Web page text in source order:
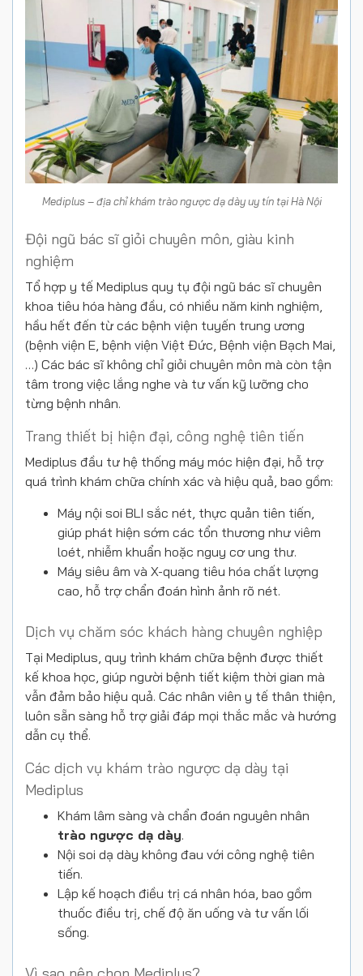
Mediplus – địa chỉ khám trào ngược dạ dày uy tín tại Hà Nội
Đội ngũ bác sĩ giỏi chuyên môn, giàu kinh
nghiệm
Tổ hợp y tế Mediplus quy tụ đội ngũ bác sĩ chuyên
khoa tiêu hóa hàng đầu, có nhiều năm kinh nghiệm,
hầu hết đến từ các bệnh viện tuyến trung ương
(bệnh viện E, bệnh viện Việt Đức, Bệnh viện Bạch Mai,
…) Các bác sĩ không chỉ giỏi chuyên môn mà còn tận
tâm trong việc lắng nghe và tư vấn kỹ lưỡng cho
từng bệnh nhân.
Trang thiết bị hiện đại, công nghệ tiên tiến
Mediplus đầu tư hệ thống máy móc hiện đại, hỗ trợ
quá trình khám chữa chính xác và hiệu quả, bao gồm:
Máy nội soi BLI sắc nét, thực quản tiên tiến,
giúp phát hiện sớm các tổn thương như viêm
loét, nhiễm khuẩn hoặc nguy cơ ung thư.
Máy siêu âm và X-quang tiêu hóa chất lượng
cao, hỗ trợ chẩn đoán hình ảnh rõ nét.
Dịch vụ chăm sóc khách hàng chuyên nghiệp
Tại Mediplus, quy trình khám chữa bệnh được thiết
kế khoa học, giúp người bệnh tiết kiệm thời gian mà
vẫn đảm bảo hiệu quả. Các nhân viên y tế thân thiện,
luôn sẵn sàng hỗ trợ giải đáp mọi thắc mắc và hướng
dẫn cụ thể.
Các dịch vụ khám trào ngược dạ dày tại
Mediplus
Khám lâm sàng và chẩn đoán nguyên nhân
trào ngược dạ dày.
Nội soi dạ dày không đau với công nghệ tiên
tiến.
Lập kế hoạch điều trị cá nhân hóa, bao gồm
thuốc điều trị, chế độ ăn uống và tư vấn lối
sống.